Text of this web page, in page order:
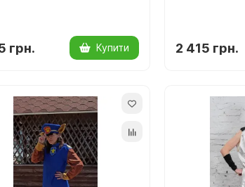
грн. Купити 2 415 грн.